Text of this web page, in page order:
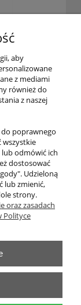
aby
z mediami
również do
z naszej
do poprawnego
wszystkie
odmówić ich
dostosować
Udzieloną
lub zmienić,
strony.
oraz zasadach
Polityce